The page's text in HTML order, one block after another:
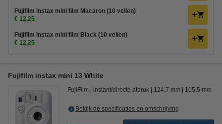
Fujifilm instax mini film Macaron (10 vellen)
€ 12,25
Fujifilm instax mini film Black (10 vellen)
€ 12,25
Fujifilm instax mini 13 White
FujiFilm instant/directe afdruk 124,7 mm 105,5 mm
Bekijk de specificaties en omschrijving